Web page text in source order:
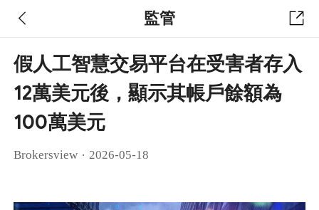
監管
假人工智慧交易平台在受害者存入
12萬美元後，顯示其帳戶餘額為
100萬美元
Brokersview · 2026-05-18